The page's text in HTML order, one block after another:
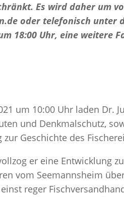
Es wird daher um
oder telefonisch unter
18:00 Uhr, eine weitere
um 10:00 Uhr laden Dr.
und Denkmalschutz,
Geschichte des
er eine Entwicklung
vom Seemannsheim
reger